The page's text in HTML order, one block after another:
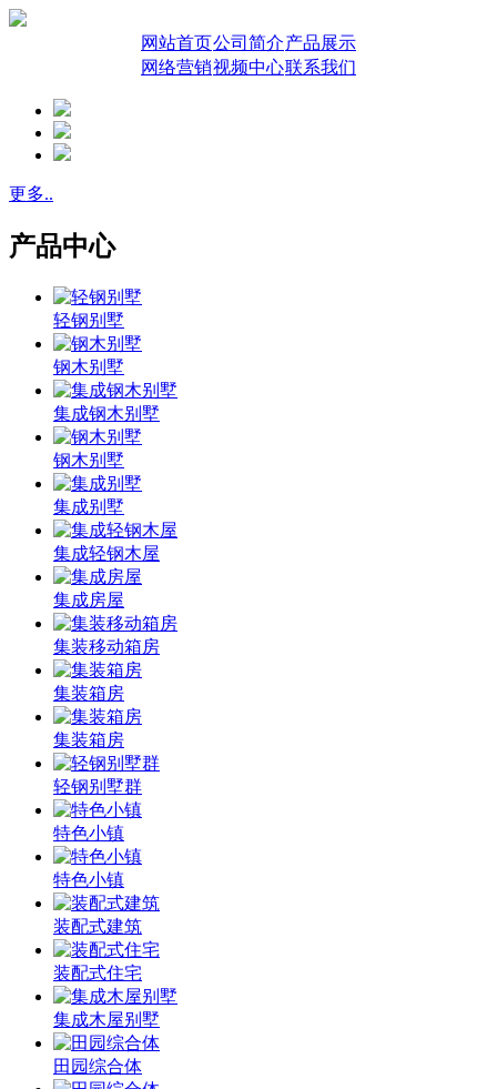
网站首页公司简介产品展示
网络营销视频中心联系我们
更多..
产品中心
轻钢别墅
钢木别墅
集成钢木别墅
钢木别墅
集成别墅
集成轻钢木屋
集成房屋
集装移动箱房
集装箱房
集装箱房
轻钢别墅群
特色小镇
特色小镇
装配式建筑
装配式住宅
集成木屋别墅
田园综合体